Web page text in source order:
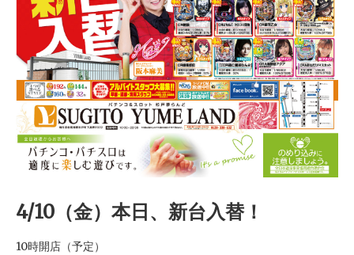
4/10（金）本日、新台入替！
10時開店（予定）